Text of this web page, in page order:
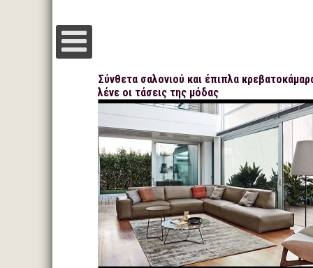
Σύνθετα σαλονιού και έπιπλα
λένε οι τάσεις της μόδας